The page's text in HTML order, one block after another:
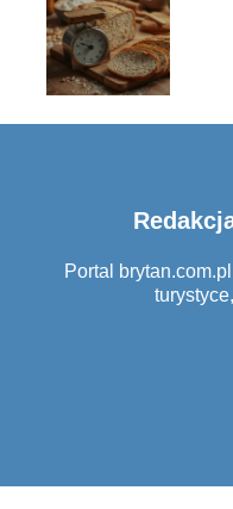
Portal